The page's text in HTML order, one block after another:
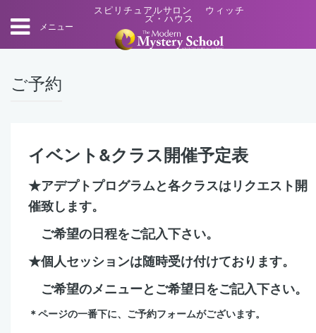
メニュー
スピリチュアルサロン ウィッチ
ズ・ハウス
ご予約
イベント&クラス開催予定表
★アデプトプログラムと各クラスはリクエスト開
催致します。
ご希望の日程をご記入下さい。
★個人セッションは随時受け付けております。
ご希望のメニューとご希望日をご記入下さい。
＊ページの一番下に、ご予約フォームがございます。